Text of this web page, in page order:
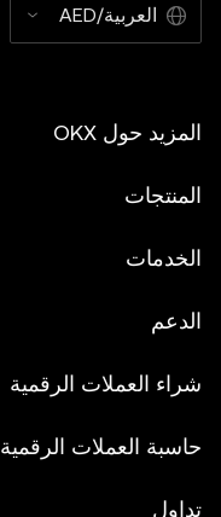
العربية/AED
المزيد حول OKX
المنتجات
الخدمات
الدعم
شراء العملات الرقمية
حاسبة العملات الرقمية
تداول